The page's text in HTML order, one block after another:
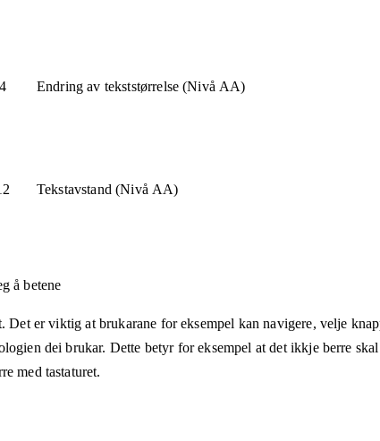
Endring av tekststørrelse (Nivå AA)
Tekstavstand (Nivå AA)
å betene
Det er viktig at brukarane for eksempel kan navigere, velje
dei brukar. Dette betyr for eksempel at det ikkje berre
med tastaturet.